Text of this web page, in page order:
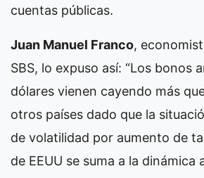
cuentas públicas.
Juan Manuel Franco,
SBS, lo expuso así: “Los bonos
dólares vienen cayendo más
otros países dado que la
de volatilidad por aumento de
de EEUU se suma a la dinámica